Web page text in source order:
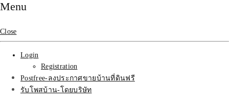
มาก SEOขายของ บ้าน
ที่ดินฟรีประกาศ ที่เดียวใน
เมืองไทย
Menu
Close
Login
Registration
Postfree-ลงประกาศขายบ้านที่ดินฟรี
รับโพสบ้าน-โดยบริษัท